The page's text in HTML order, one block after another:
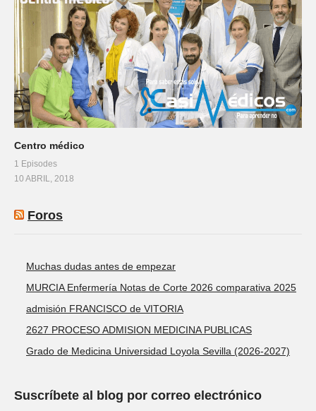
Centro médico
1 Episodes
10 ABRIL, 2018
Foros
Muchas dudas antes de empezar
MURCIA Enfermería Notas de Corte 2026 comparativa 2025
admisión FRANCISCO de VITORIA
2627 PROCESO ADMISION MEDICINA PUBLICAS
Grado de Medicina Universidad Loyola Sevilla (2026-2027)
Suscríbete al blog por correo electrónico